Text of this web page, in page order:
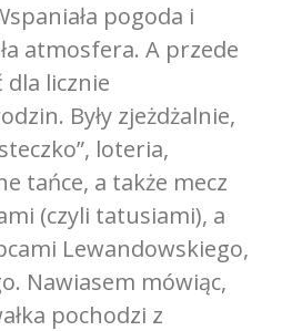
pogoda i
atmosfera. A przede
licznie
Były zjeżdżalnie,
loteria,
tańce, a także mecz
(czyli tatusiami), a
Lewandowskiego,
Nawiasem mówiąc,
pochodzi z